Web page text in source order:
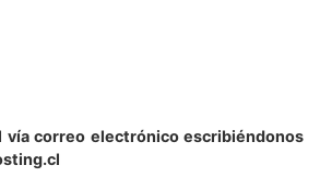
vía correo electrónico escribiéndonos